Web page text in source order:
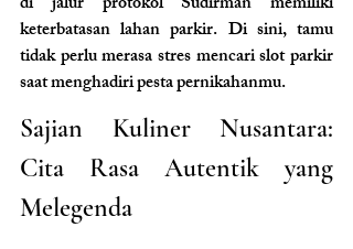
keterbatasan lahan parkir. Di sini, tamu
tidak perlu merasa stres mencari slot parkir
saat menghadiri pesta pernikahanmu.
Sajian Kuliner Nusantara:
Cita Rasa Autentik yang
Melegenda